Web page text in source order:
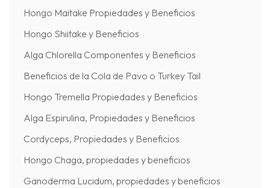
Hongo Maitake Propiedades y Beneficios
Hongo Shiitake y Beneficios
Alga Chlorella Componentes y Beneficios
Beneficios de la Cola de Pavo o Turkey Tail
Hongo Tremella Propiedades y Beneficios
Alga Espirulina, Propiedades y Beneficios
Cordyceps, Propiedades y Beneficios
Hongo Chaga, propiedades y beneficios
Ganoderma Lucidum, propiedades y beneficios